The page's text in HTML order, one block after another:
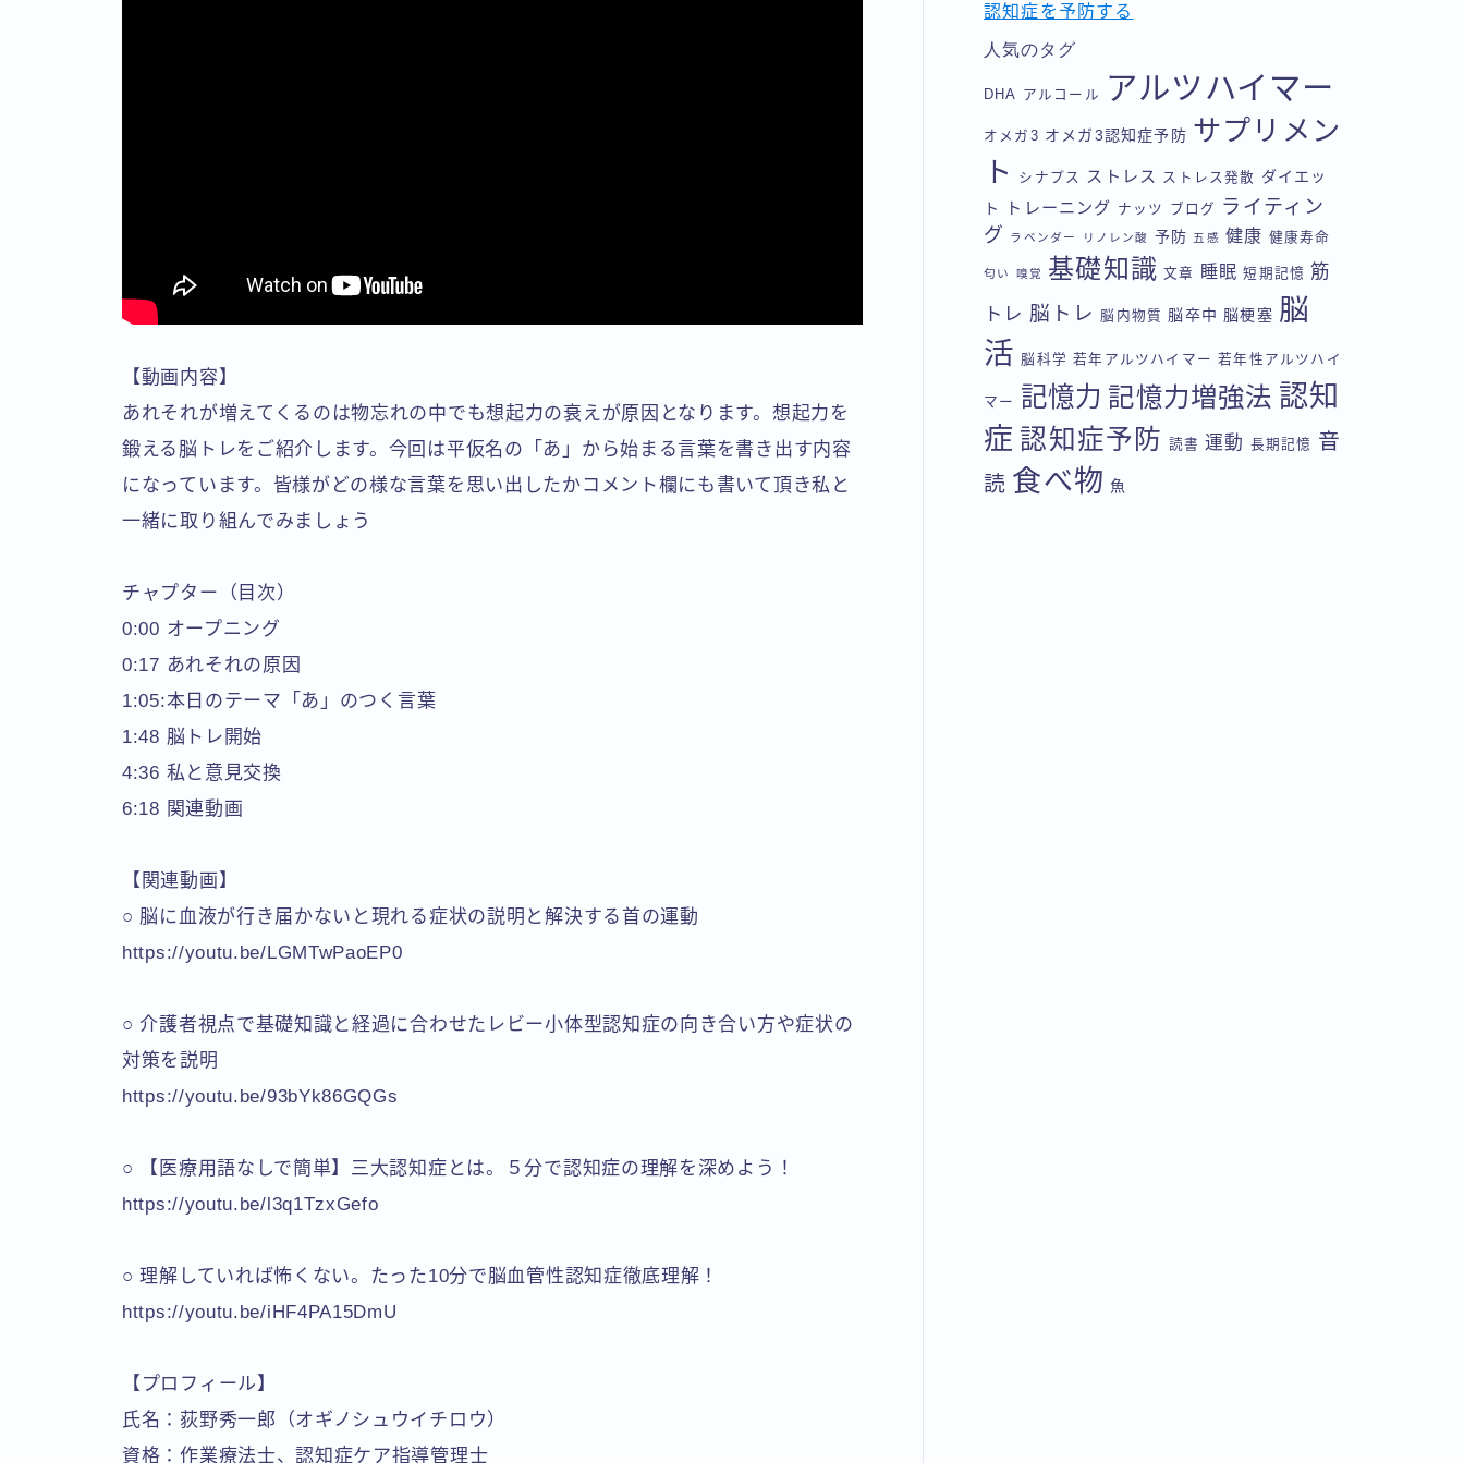
【動画内容】
あれそれが増えてくるのは物忘れの中でも想起力の衰えが原因となります。想起力を
鍛える脳トレをご紹介します。今回は平仮名の「あ」から始まる言葉を書き出す内容
になっています。皆様がどの様な言葉を思い出したかコメント欄にも書いて頂き私と
一緒に取り組んでみましょう
チャプター（目次）
0:00 オープニング
0:17 あれそれの原因
1:05:本日のテーマ「あ」のつく言葉
1:48 脳トレ開始
4:36 私と意見交換
6:18 関連動画
【関連動画】
○ 脳に血液が行き届かないと現れる症状の説明と解決する首の運動
https://youtu.be/LGMTwPaoEP0
○ 介護者視点で基礎知識と経過に合わせたレビー小体型認知症の向き合い方や症状の
対策を説明
https://youtu.be/93bYk86GQGs
○ 【医療用語なしで簡単】三大認知症とは。５分で認知症の理解を深めよう！
https://youtu.be/l3q1TzxGefo
○ 理解していれば怖くない。たった10分で脳血管性認知症徹底理解！
https://youtu.be/iHF4PA15DmU
【プロフィール】
氏名：荻野秀一郎（オギノシュウイチロウ）
資格：作業療法士、認知症ケア指導管理士
認知症を予防する
人気のタグ
DHA アルコール アルツハイマー
オメガ3 オメガ3認知症予防 サプリメン
ト
シナプス ストレス ストレス発散 ダイエッ
ト
トレーニング ナッツ ブログ
ライティン
グ
ラベンダー リノレン酸 予防 五感 健康 健康寿命
匂い 嗅覚 基礎知識 文章 睡眠 短期記憶 筋
トレ 脳トレ 脳内物質 脳卒中 脳梗塞 脳
活
脳科学 若年アルツハイマー 若年性アルツハイ
マー 記憶力 記憶力増強法 認知
症 認知症予防 読書 運動 長期記憶
音
読 食べ物 魚